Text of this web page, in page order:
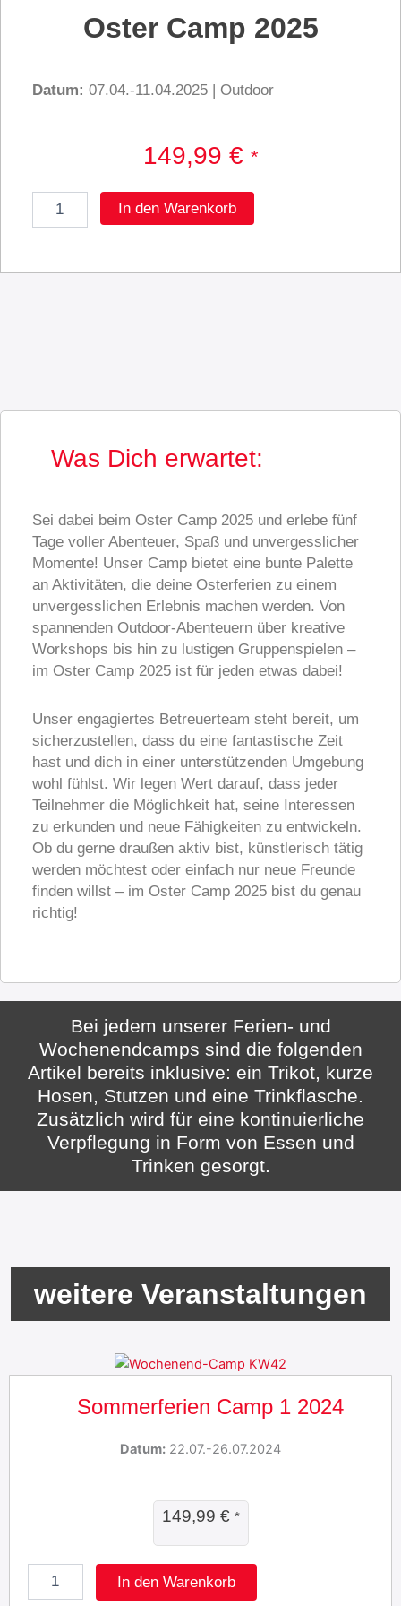
Oster Camp 2025
Datum: 07.04.-11.04.2025 | Outdoor
149,99 € *
Camp
In den Warenkorb
Was Dich erwartet:
Sei dabei beim Oster Camp 2025 und erlebe fünf
Tage voller Abenteuer, Spaß und unvergesslicher
Momente! Unser Camp bietet eine bunte Palette
an Aktivitäten, die deine Osterferien zu einem
unvergesslichen Erlebnis machen werden. Von
spannenden Outdoor-Abenteuern über kreative
Workshops bis hin zu lustigen Gruppenspielen –
im Oster Camp 2025 ist für jeden etwas dabei!
Unser engagiertes Betreuerteam steht bereit, um
sicherzustellen, dass du eine fantastische Zeit
hast und dich in einer unterstützenden Umgebung
wohl fühlst. Wir legen Wert darauf, dass jeder
Teilnehmer die Möglichkeit hat, seine Interessen
zu erkunden und neue Fähigkeiten zu entwickeln.
Ob du gerne draußen aktiv bist, künstlerisch tätig
werden möchtest oder einfach nur neue Freunde
finden willst – im Oster Camp 2025 bist du genau
richtig!
Bei jedem unserer Ferien- und
Wochenendcamps sind die folgenden
Artikel bereits inklusive: ein Trikot, kurze
Hosen, Stutzen und eine Trinkflasche.
Zusätzlich wird für eine kontinuierliche
Verpflegung in Form von Essen und
Trinken gesorgt.
weitere Veranstaltungen
Sommerferien Camp 1 2024
Datum: 22.07.-26.07.2024
149,99 € *
In den Warenkorb